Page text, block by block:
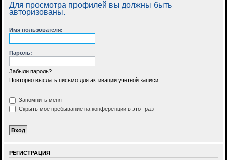
и
с
Для просмотра профилей вы должны быть
авторизованы.
Имя пользователя:
Пароль:
Забыли пароль?
Повторно выслать письмо для активации учётной записи
Запомнить меня
Скрыть моё пребывание на конференции в этот раз
РЕГИСТРАЦИЯ